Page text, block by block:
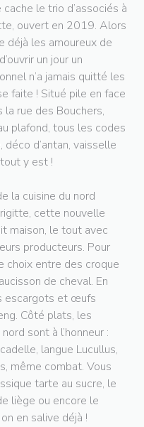
le trio d’associés à
ouvert en 2019. Alors
déjà les amoureux de
un jour un
n’a jamais quitté les
faite ! Situé pile en face
rue des Bouchers,
plafond, tous les codes
déco d’antan, vaisselle
y est !
la cuisine du nord
cette nouvelle
maison, le tout avec
producteurs. Pour
choix entre des croque
de cheval. En
escargots et œufs
Côté plats, les
sont à l’honneur :
langue Lucullus,
même combat. Vous
tarte au sucre, le
liège ou encore le
en salive déjà !